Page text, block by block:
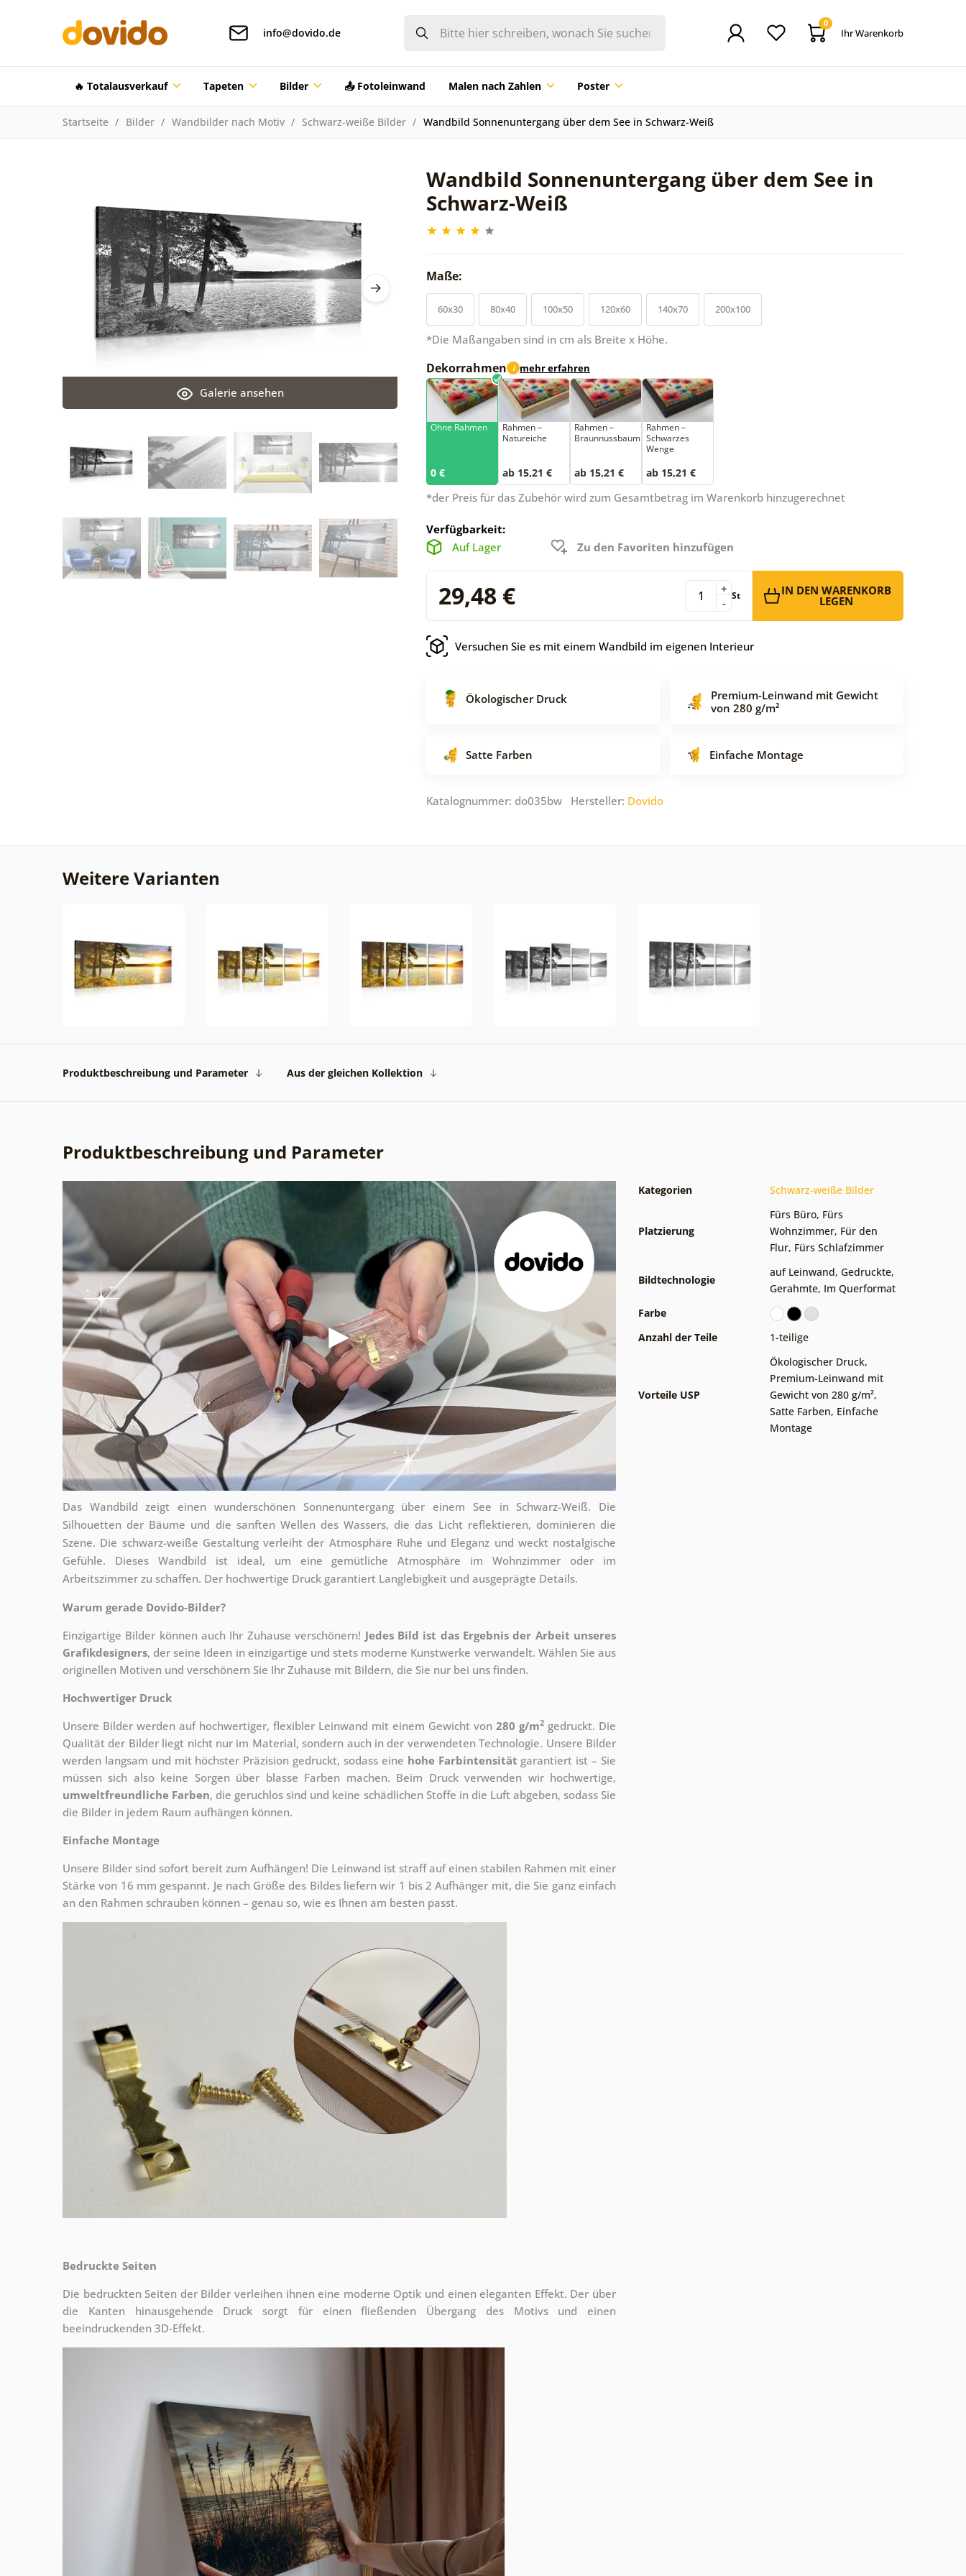
info@dovido.de
0
Ihr Warenkorb
🔥 Totalausverkauf Tapeten Bilder 📤 Fotoleinwand Malen nach Zahlen Poster
Startseite Bilder Wandbilder nach Motiv Schwarz-weiße Bilder Wandbild Sonnenuntergang über dem See in Schwarz-Weiß
Wandbild Sonnenuntergang über dem See in
Schwarz-Weiß
Galerie ansehen
Maße:
60x30 80x40 100x50 120x60 140x70 200x100
*Die Maßangaben sind in cm als Breite x Höhe.
Dekorrahmen i mehr erfahren
Ohne Rahmen
0 €
Rahmen –
Natureiche
ab 15,21 €
Rahmen –
Braunnussbaum
ab 15,21 €
Rahmen –
Schwarzes
Wenge
ab 15,21 €
*der Preis für das Zubehör wird zum Gesamtbetrag im Warenkorb hinzugerechnet
Verfügbarkeit:
Auf Lager
Zu den Favoriten hinzufügen
29,48 € -
+ St IN DEN WARENKORB
LEGEN
Versuchen Sie es mit einem Wandbild im eigenen Interieur
Ökologischer Druck
Premium-Leinwand mit Gewicht
von 280 g/m²
Satte Farben Einfache Montage
Katalognummer: do035bw Hersteller: Dovido
Weitere Varianten
Produktbeschreibung und Parameter Aus der gleichen Kollektion
Produktbeschreibung und Parameter
Das Wandbild zeigt einen wunderschönen Sonnenuntergang über einem See in Schwarz-Weiß. Die
Silhouetten der Bäume und die sanften Wellen des Wassers, die das Licht reflektieren, dominieren die
Szene. Die schwarz-weiße Gestaltung verleiht der Atmosphäre Ruhe und Eleganz und weckt nostalgische
Gefühle. Dieses Wandbild ist ideal, um eine gemütliche Atmosphäre im Wohnzimmer oder im
Arbeitszimmer zu schaffen. Der hochwertige Druck garantiert Langlebigkeit und ausgeprägte Details.
Warum gerade Dovido-Bilder?
Einzigartige Bilder können auch Ihr Zuhause verschönern! Jedes Bild ist das Ergebnis der Arbeit unseres
Grafikdesigners, der seine Ideen in einzigartige und stets moderne Kunstwerke verwandelt. Wählen Sie aus
originellen Motiven und verschönern Sie Ihr Zuhause mit Bildern, die Sie nur bei uns finden.
Hochwertiger Druck
Unsere Bilder werden auf hochwertiger, flexibler Leinwand mit einem Gewicht von 280 g/m2 gedruckt. Die
Qualität der Bilder liegt nicht nur im Material, sondern auch in der verwendeten Technologie. Unsere Bilder
werden langsam und mit höchster Präzision gedruckt, sodass eine hohe Farbintensität garantiert ist – Sie
müssen sich also keine Sorgen über blasse Farben machen. Beim Druck verwenden wir hochwertige,
umweltfreundliche Farben, die geruchlos sind und keine schädlichen Stoffe in die Luft abgeben, sodass Sie
die Bilder in jedem Raum aufhängen können.
Einfache Montage
Unsere Bilder sind sofort bereit zum Aufhängen! Die Leinwand ist straff auf einen stabilen Rahmen mit einer
Stärke von 16 mm gespannt. Je nach Größe des Bildes liefern wir 1 bis 2 Aufhänger mit, die Sie ganz einfach
an den Rahmen schrauben können – genau so, wie es Ihnen am besten passt.
Bedruckte Seiten
Die bedruckten Seiten der Bilder verleihen ihnen eine moderne Optik und einen eleganten Effekt. Der über
die Kanten hinausgehende Druck sorgt für einen fließenden Übergang des Motivs und einen
beeindruckenden 3D-Effekt.
Kategorien Schwarz-weiße Bilder
Platzierung
Fürs Büro, Fürs
Wohnzimmer, Für den
Flur, Fürs Schlafzimmer
Bildtechnologie
auf Leinwand, Gedruckte,
Gerahmte, Im Querformat
Farbe
Anzahl der Teile
1-teilige
Vorteile USP
Ökologischer Druck,
Premium-Leinwand mit
Gewicht von 280 g/m²,
Satte Farben, Einfache
Montage